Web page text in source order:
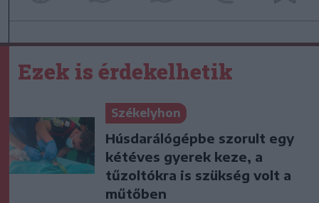
Ezek is érdekelhetik
Székelyhon
Húsdarálógépbe szorult egy
kétéves gyerek keze, a
tűzoltókra is szükség volt a
műtőben